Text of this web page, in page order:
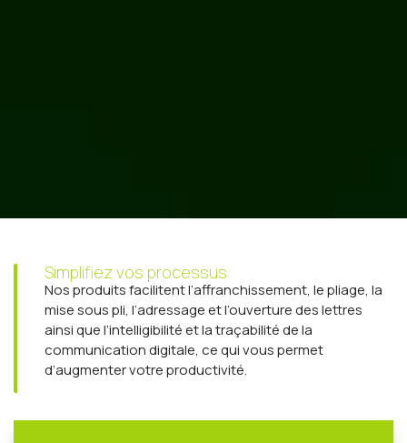
Simplifiez vos processus
Nos produits facilitent l’affranchissement, le pliage, la
mise sous pli, l’adressage et l’ouverture des lettres
ainsi que l’intelligibilité et la traçabilité de la
communication digitale, ce qui vous permet
d’augmenter votre productivité.